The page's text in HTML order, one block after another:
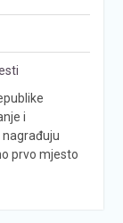
i
prvo mjesto